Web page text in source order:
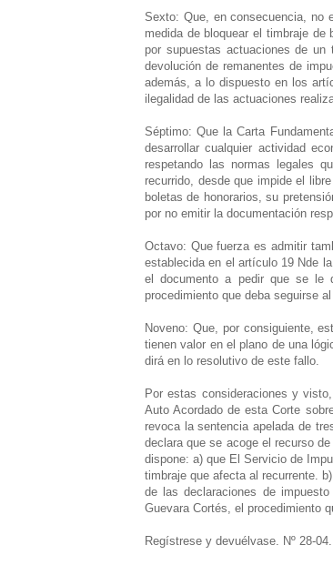
Sexto: Que, en consecuencia, no
medida de bloquear el timbraje
por supuestas actuaciones de
devolución de remanentes de
además, a lo dispuesto en los
ilegalidad de las actuaciones
Séptimo: Que la Carta
desarrollar cualquier actividad
respetando las normas legales
recurrido, desde que impide el
boletas de honorarios, su
por no emitir la documentación
Octavo: Que fuerza es admitir
establecida en el artículo 19 Nde
el documento a pedir que se le
procedimiento que deba seguirse al
Noveno: Que, por consiguiente,
tienen valor en el plano de una
dirá en lo resolutivo de este fallo.
Por estas consideraciones y
Auto Acordado de esta Corte
revoca la sentencia apelada de
declara que se acoge el recurso
dispone: a) que El Servicio de
timbraje que afecta al recurrente.
de las declaraciones de
Guevara Cortés, el procedimiento
Regístrese y devuélvase. Nº 28-04.